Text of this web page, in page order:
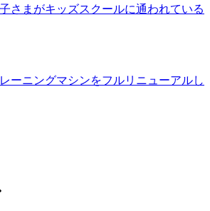
さまがキッズスクールに通われている
ーニングマシンをフルリニューアルし